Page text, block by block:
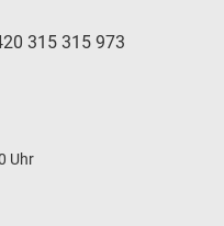
315 315 973
Uhr